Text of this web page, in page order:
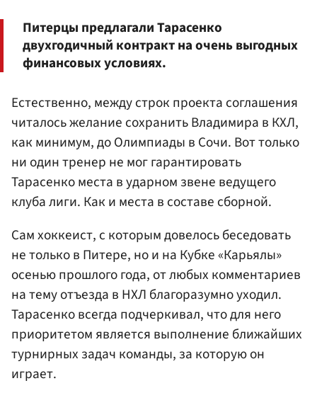
Питерцы предлагали Тарасенко
двухгодичный контракт на очень выгодных
финансовых условиях.
Естественно, между строк проекта соглашения
читалось желание сохранить Владимира в КХЛ,
как минимум, до Олимпиады в Сочи. Вот только
ни один тренер не мог гарантировать
Тарасенко места в ударном звене ведущего
клуба лиги. Как и места в составе сборной.
Сам хоккеист, с которым довелось беседовать
не только в Питере, но и на Кубке «Карьялы»
осенью прошлого года, от любых комментариев
на тему отъезда в НХЛ благоразумно уходил.
Тарасенко всегда подчеркивал, что для него
приоритетом является выполнение ближайших
турнирных задач команды, за которую он
играет.